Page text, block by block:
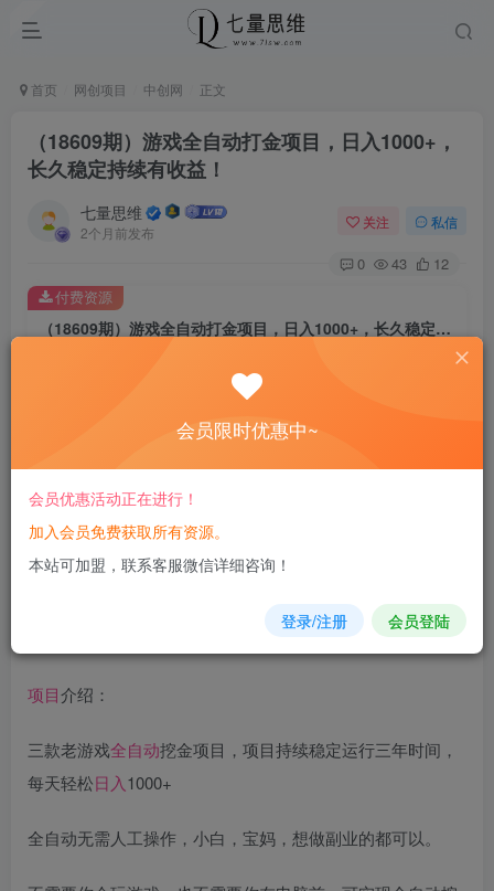
首页 网创项目 中创网 正文
（18609期）游戏全自动打金项目，日入1000+，
长久稳定持续有收益！
七量思维
2个月前发布
关注 私信
0 43 12
（18609期）游戏全自动打金项目，日入1000+，长久稳定持续有收益！
8.8
免费
您当前未登录！建议登陆后购买，可保存购买订单
付费资源
项目介绍：
三款老游戏全自动挖金项目，项目持续稳定运行三年时间，
每天轻松日入1000+
全自动无需人工操作，小白，宝妈，想做副业的都可以。
会员限时优惠中~
会员优惠活动正在进行！
加入会员免费获取所有资源。
本站可加盟，联系客服微信详细咨询！
登录/注册 会员登陆